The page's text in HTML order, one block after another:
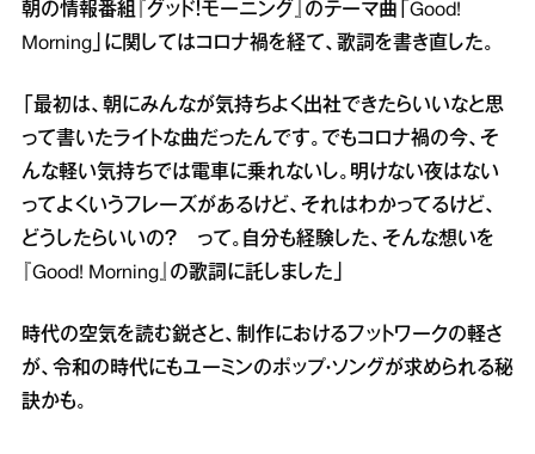
朝の情報番組『グッド！モーニング』のテーマ曲「Good!
Morning」に関してはコロナ禍を経て、歌詞を書き直した。
「最初は、朝にみんなが気持ちよく出社できたらいいなと思
って書いたライトな曲だったんです。でもコロナ禍の今、そ
んな軽い気持ちでは電車に乗れないし。明けない夜はない
ってよくいうフレーズがあるけど、それはわかってるけど、
どうしたらいいの？ って。自分も経験した、そんな想いを
『Good! Morning』の歌詞に託しました」
時代の空気を読む鋭さと、制作におけるフットワークの軽さ
が、令和の時代にもユーミンのポップ・ソングが求められる秘
訣かも。